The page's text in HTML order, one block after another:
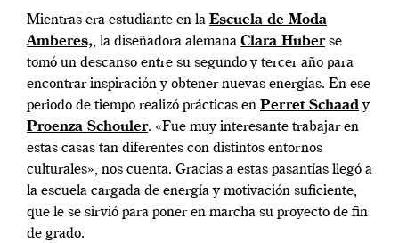
Mientras era estudiante en la Escuela de Moda
Amberes,, la diseñadora alemana Clara Huberse
tomó un descanso entre su segundo y tercer año para
encontrar inspiración y obtener nuevas energías. En ese
periodo de tiempo realizó prácticas en Perret Schaady
Proenza Schouler. «Fue muy interesante trabajar en
estas casas tan diferentes con distintos entornos
culturales», nos cuenta. Gracias a estas pasantías llegó a
la escuela cargada de energía y motivación suficiente,
que le se sirvió para poner en marcha su proyecto de fin
de grado.